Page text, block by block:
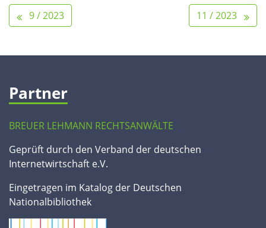
9 / 2023 11 / 2023
Partner
BREUER LEHMANN RECHTSANWÄLTE
Geprüft durch den Verband der deutschen
Internetwirtschaft e.V.
Eingetragen im Katalog der Deutschen
Nationalbibliothek